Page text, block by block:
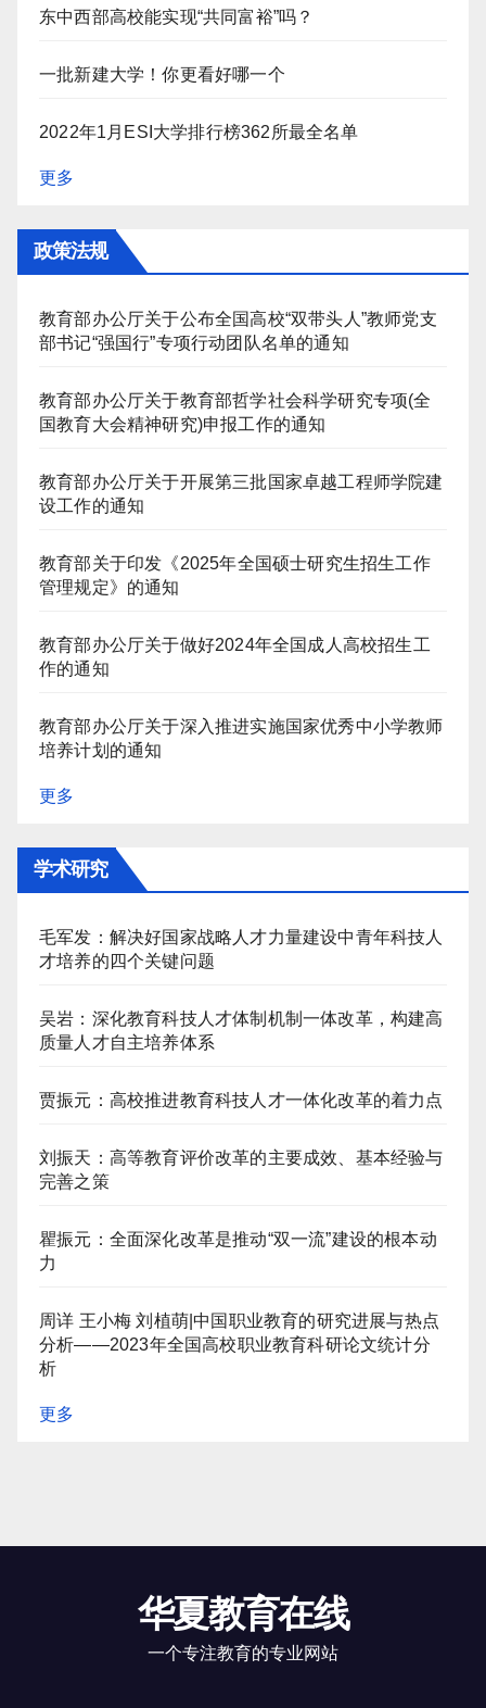
东中西部高校能实现“共同富裕”吗？
一批新建大学！你更看好哪一个
2022年1月ESI大学排行榜362所最全名单
更多
政策法规
教育部办公厅关于公布全国高校“双带头人”教师党支
部书记“强国行”专项行动团队名单的通知
教育部办公厅关于教育部哲学社会科学研究专项(全
国教育大会精神研究)申报工作的通知
教育部办公厅关于开展第三批国家卓越工程师学院建
设工作的通知
教育部关于印发《2025年全国硕士研究生招生工作
管理规定》的通知
教育部办公厅关于做好2024年全国成人高校招生工
作的通知
教育部办公厅关于深入推进实施国家优秀中小学教师
培养计划的通知
更多
学术研究
毛军发：解决好国家战略人才力量建设中青年科技人
才培养的四个关键问题
吴岩：深化教育科技人才体制机制一体改革，构建高
质量人才自主培养体系
贾振元：高校推进教育科技人才一体化改革的着力点
刘振天：高等教育评价改革的主要成效、基本经验与
完善之策
瞿振元：全面深化改革是推动“双一流”建设的根本动
力
周详 王小梅 刘植萌|中国职业教育的研究进展与热点
分析——2023年全国高校职业教育科研论文统计分
析
更多
华夏教育在线
一个专注教育的专业网站